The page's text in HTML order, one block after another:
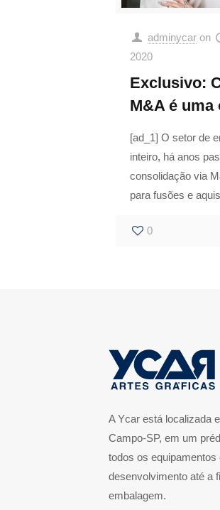
adminycar on
2020
Exclusivo:
M&A é uma
[ad_1] O setor de
inteiro, há anos
consolidação via
para fusões e
0
A Ycar está localizada
Campo-SP, em um
todos os
desenvolvimento até a
embalagem.